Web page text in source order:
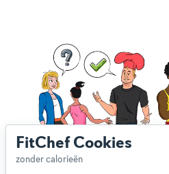
FitChef Cookies